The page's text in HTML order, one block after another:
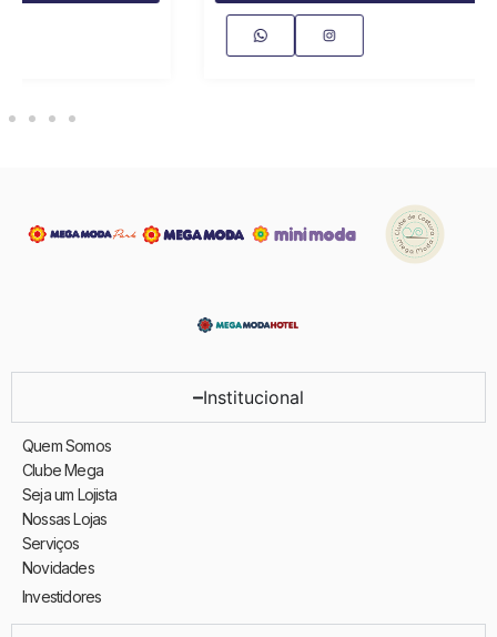
Institucional
Quem Somos
Clube Mega
Seja um Lojista
Nossas Lojas
Serviços
Novidades
Investidores